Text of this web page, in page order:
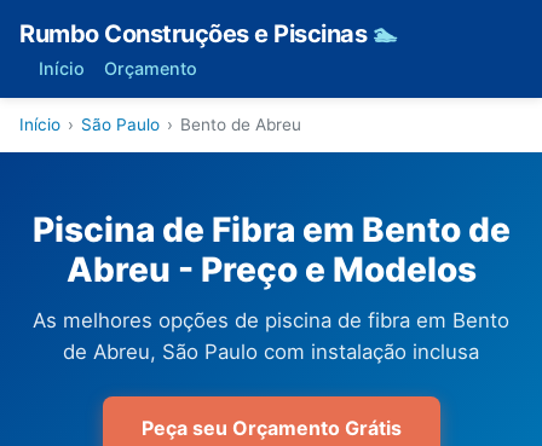
Rumbo Construções e Piscinas 🏊
Início Orçamento
Início › São Paulo › Bento de Abreu
Piscina de Fibra em Bento de
Abreu - Preço e Modelos
As melhores opções de piscina de fibra em Bento
de Abreu, São Paulo com instalação inclusa
Peça seu Orçamento Grátis